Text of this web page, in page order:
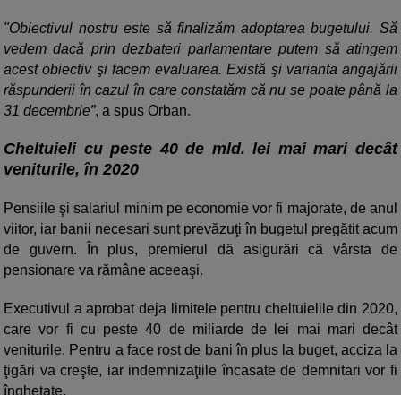
"Obiectivul nostru este să finalizăm adoptarea bugetului. Să
vedem dacă prin dezbateri parlamentare putem să atingem
acest obiectiv şi facem evaluarea. Există şi varianta angajării
răspunderii în cazul în care constatăm că nu se poate până la
31 decembrie”, a spus Orban.
Cheltuieli cu peste 40 de mld. lei mai mari decât
veniturile, în 2020
Pensiile şi salariul minim pe economie vor fi majorate, de anul
viitor, iar banii necesari sunt prevăzuţi în bugetul pregătit acum
de guvern. În plus, premierul dă asigurări că vârsta de
pensionare va rămâne aceeaşi.
Executivul a aprobat deja limitele pentru cheltuielile din 2020,
care vor fi cu peste 40 de miliarde de lei mai mari decât
veniturile. Pentru a face rost de bani în plus la buget, acciza la
ţigări va creşte, iar indemnizaţiile încasate de demnitari vor fi
îngheţate.